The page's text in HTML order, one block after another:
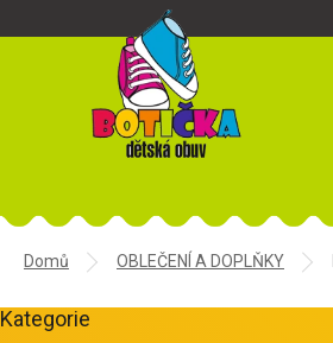
Domů OBLEČENÍ A DOPLŇKY
o
Přeskočit
Kategorie